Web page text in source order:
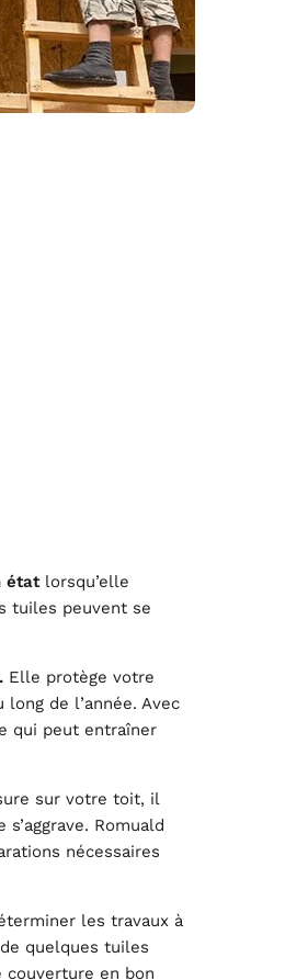
étatlorsqu’elle
tuiles peuvent se
Elle protège votre
de l’année. Avec
qui peut entraîner
sur votre toit, il
Romuald
nécessaires
les travaux à
quelques tuiles
en bon